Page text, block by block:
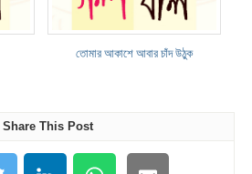
তোমার আকাশে আবার চাঁদ উঠুক
Share This Post